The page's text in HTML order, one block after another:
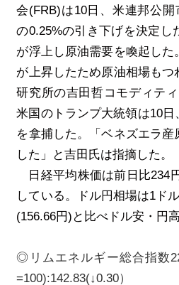
会(FRB)は10日、米連邦公開
の0.25%の引き下げを決定し
が浮上し原油需要を喚起し
が上昇したため原油相場も
研究所の吉田哲コモディテ
米国のトランプ大統領は10日
を拿捕した。「ベネズエラ
した」と吉田氏は指摘した。
日経平均株価は前日比234
している。ドル円相場は1 ドル
(156.66円) と比べドル安・円
◎リムエネルギー総合指数
=100):142.83(↓0.30）